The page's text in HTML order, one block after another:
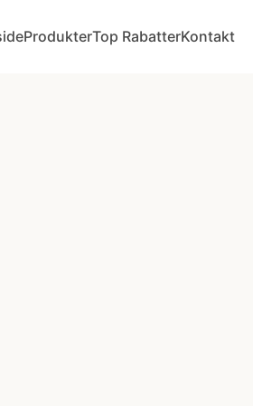
ProdukterTop RabatterKontakt